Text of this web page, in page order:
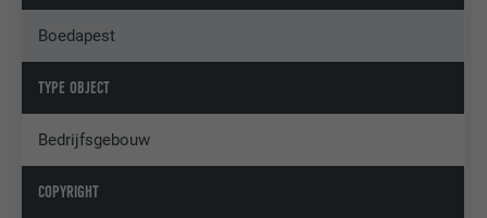
Boedapest
TYPE OBJECT
Bedrijfsgebouw
COPYRIGHT